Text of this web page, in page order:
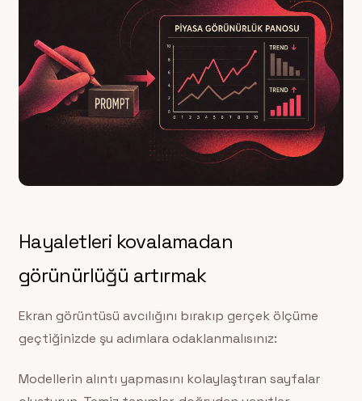
Hayaletleri kovalamadan
görünürlüğü artırmak
Ekran görüntüsü avcılığını bırakıp gerçek ölçüme
geçtiğinizde şu adımlara odaklanmalısınız:
Modellerin alıntı yapmasını kolaylaştıran sayfalar